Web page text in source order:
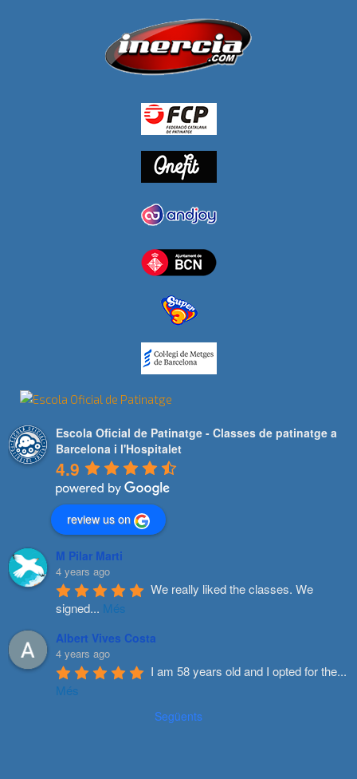
Escola Oficial de Patinatge - Classes de patinatge a
Barcelona i l'Hospitalet
4.9
review us on
M Pilar Marti
4 years ago
We really liked the classes. We
signed... Més
Albert Vives Costa
4 years ago
I am 58 years old and I opted for the...
Més
Següents